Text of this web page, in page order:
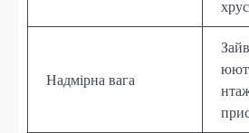
Надмірна вага